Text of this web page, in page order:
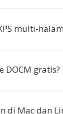
multi-
DOCM gratis?
di Mac dan